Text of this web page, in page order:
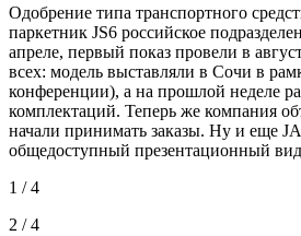
Одобрение типа транспортного
паркетник JS6 российское
апреле, первый показ провели в
всех: модель выставляли в Сочи в
конференции), а на прошлой неделе
комплектаций. Теперь же компания
начали принимать заказы. Ну и еще
общедоступный презентационный
1 / 4
2 / 4